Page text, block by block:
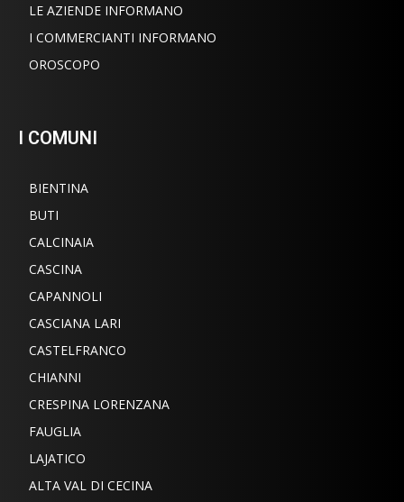
LE AZIENDE INFORMANO
I COMMERCIANTI INFORMANO
OROSCOPO
I COMUNI
BIENTINA
BUTI
CALCINAIA
CASCINA
CAPANNOLI
CASCIANA LARI
CASTELFRANCO
CHIANNI
CRESPINA LORENZANA
FAUGLIA
LAJATICO
ALTA VAL DI CECINA